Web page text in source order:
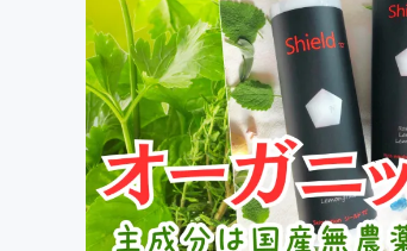
まちづくり・地域活性化